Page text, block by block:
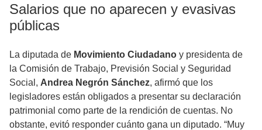
Salarios que no aparecen y evasivas
públicas
La diputada de Movimiento Ciudadano y presidenta de
la Comisión de Trabajo, Previsión Social y Seguridad
Social, Andrea Negrón Sánchez, afirmó que los
legisladores están obligados a presentar su declaración
patrimonial como parte de la rendición de cuentas. No
obstante, evitó responder cuánto gana un diputado. “Muy